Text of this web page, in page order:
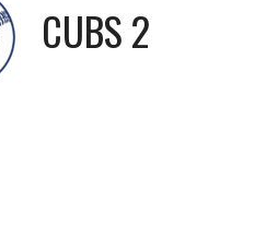
CUBS 2